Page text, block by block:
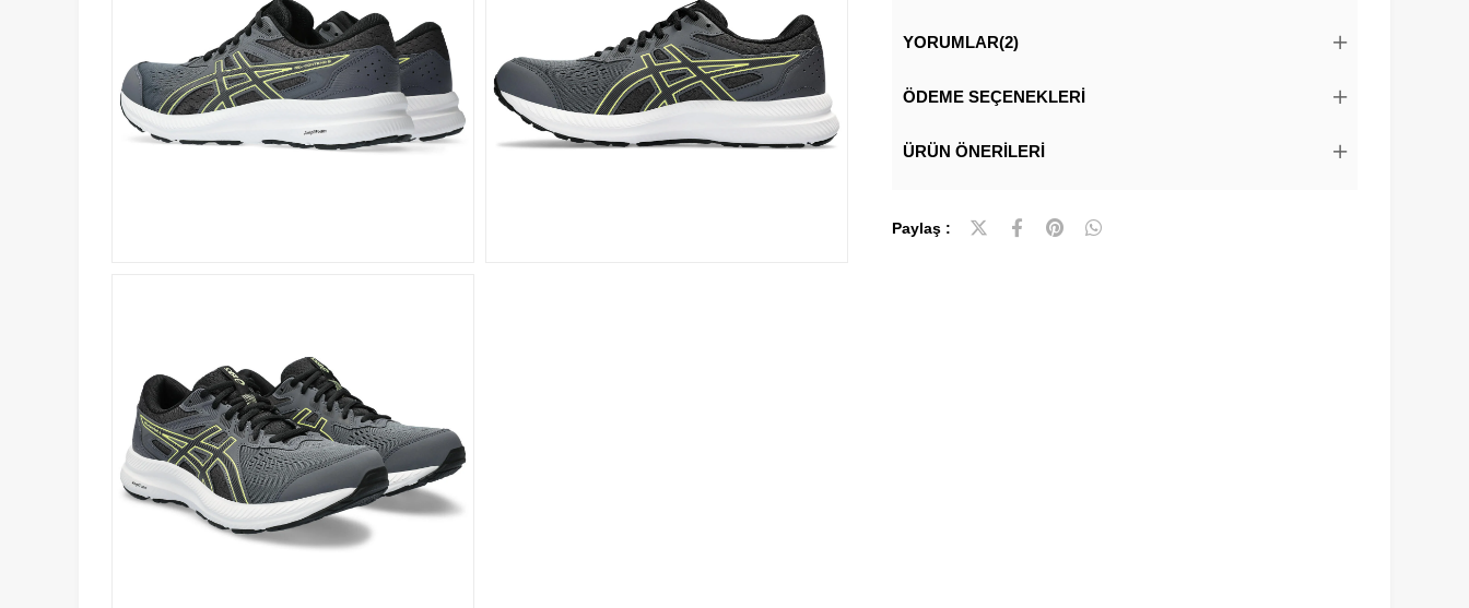
YORUMLAR(2)
ÖDEME SEÇENEKLERI
ÜRÜN ÖNERILERI
Paylaş :